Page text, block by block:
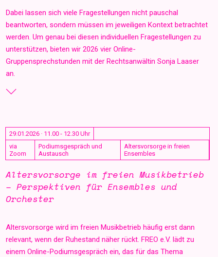
Dabei lassen sich viele Fragestellungen nicht pauschal
beantworten, sondern müssen im jeweiligen Kontext betrachtet
werden. Um genau bei diesen individuellen Fragestellungen zu
unterstützen, bieten wir 2026 vier Online-
Gruppensprechstunden mit der Rechtsanwältin Sonja Laaser
an.
29.01.2026 · 11.00 - 12.30 Uhr
via
Zoom
Podiumsgespräch und
Austausch
Altersvorsorge in freien
Ensembles
Altersvorsorge im freien Musikbetrieb
– Perspektiven für Ensembles und
Orchester
Altersvorsorge wird im freien Musikbetrieb häufig erst dann
relevant, wenn der Ruhestand näher rückt. FREO e.V. lädt zu
einem Online-Podiumsgespräch ein, das für das Thema